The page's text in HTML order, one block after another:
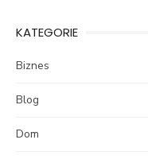
KATEGORIE
Biznes
Blog
Dom